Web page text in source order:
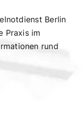
Berlin
Praxis im
rund